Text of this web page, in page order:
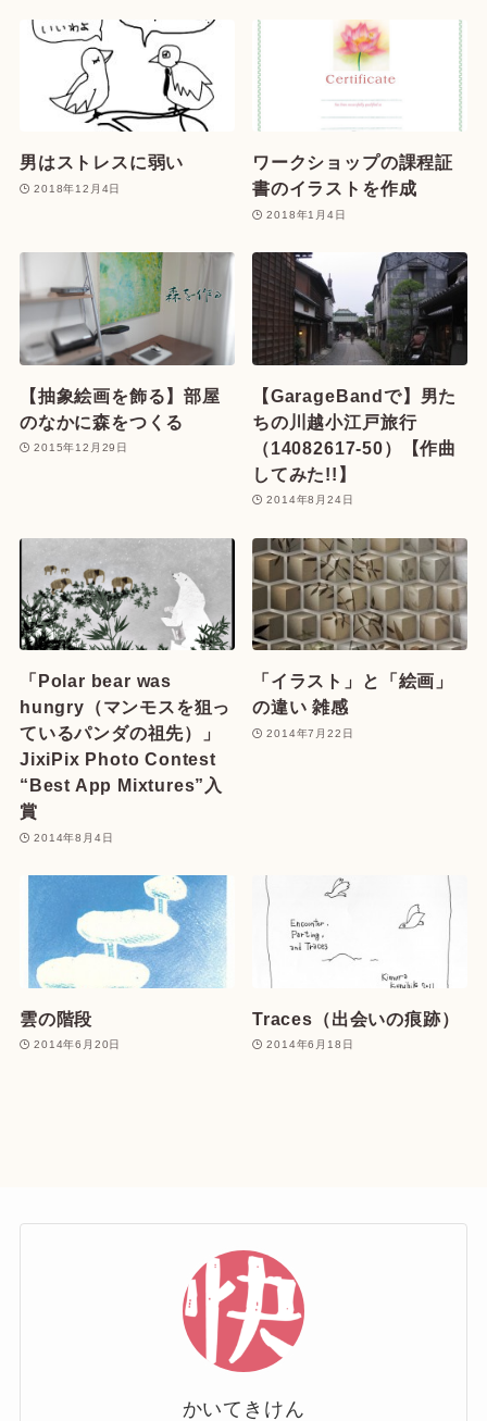
男はストレスに弱い
2018年12月4日
ワークショップの課程証
書のイラストを作成
2018年1月4日
【抽象絵画を飾る】部屋
のなかに森をつくる
2015年12月29日
【GarageBandで】男た
ちの川越小江戸旅行
（14082617-50）【作曲
してみた!!】
2014年8月24日
「Polar bear was
hungry（マンモスを狙っ
ているパンダの祖先）」
JixiPix Photo Contest
“Best App Mixtures”入
賞
2014年8月4日
「イラスト」と「絵画」
の違い 雑感
2014年7月22日
雲の階段
2014年6月20日
Traces（出会いの痕跡）
2014年6月18日
かいてきけん